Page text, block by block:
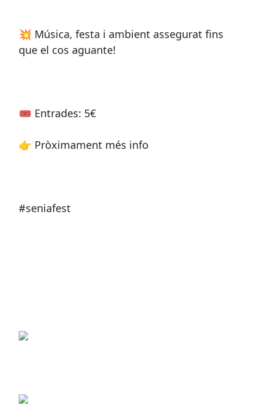
💥 Música, festa i ambient assegurat fins
que el cos aguante!
🎟️ Entrades: 5€
👉 Pròximament més info
#seniafest